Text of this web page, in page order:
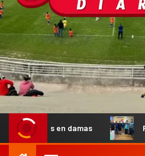
Recibimos la